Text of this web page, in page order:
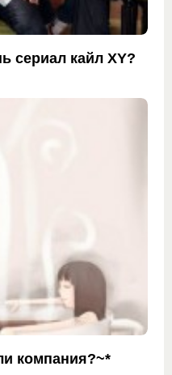
сериал кайл XY?
компания?~*